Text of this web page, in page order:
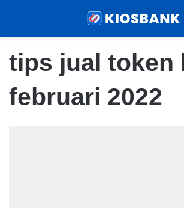
tips jual token
februari 2022